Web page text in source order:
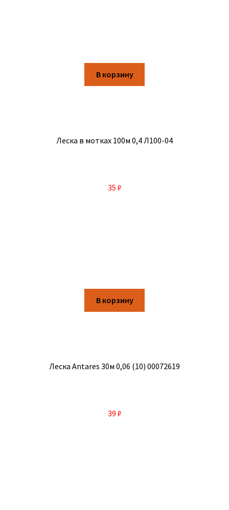
В корзину
Леска в мотках 100м 0,4 Л100-04
35 ₽
В корзину
Леска Antares 30м 0,06 (10) 00072619
39 ₽